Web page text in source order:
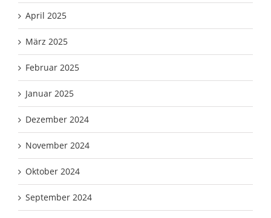
April 2025
März 2025
Februar 2025
Januar 2025
Dezember 2024
November 2024
Oktober 2024
September 2024